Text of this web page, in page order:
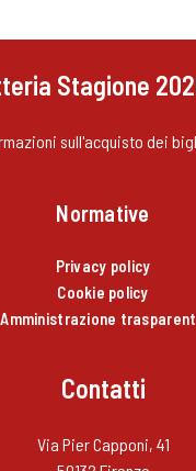
Stagione
sull'acquisto dei
Normative
Privacy policy
Cookie policy
Amministrazione
Contatti
Via Pier Capponi, 41